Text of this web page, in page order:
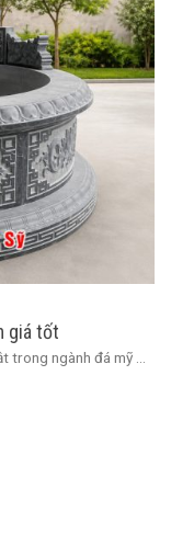
giá tốt
trong ngành đá mỹ ...